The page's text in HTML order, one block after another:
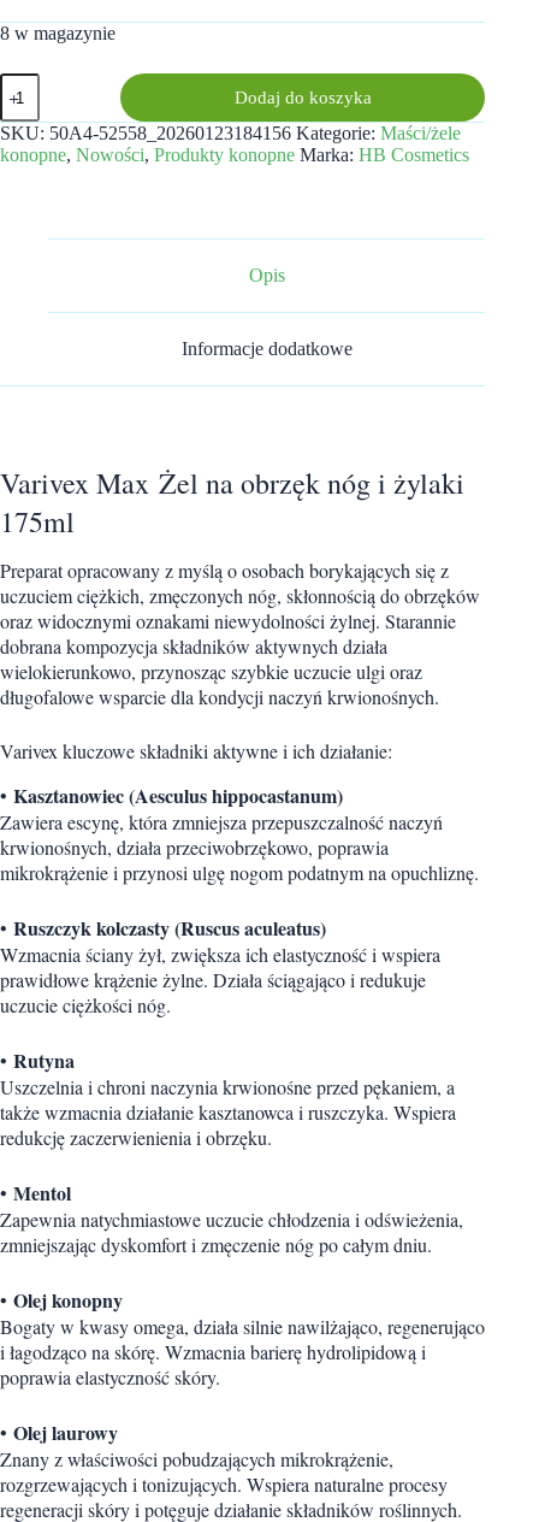
8 w magazynie
ilość
Varivex
Max
Żel
na
Dodaj do koszyka
SKU: 50A4-52558_20260123184156 Kategorie: Maści/żele
konopne, Nowości, Produkty konopne Marka: HB Cosmetics
Opis
Informacje dodatkowe
Varivex Max Żel na obrzęk nóg i żylaki
175ml
Preparat opracowany z myślą o osobach borykających się z
uczuciem ciężkich, zmęczonych nóg, skłonnością do obrzęków
oraz widocznymi oznakami niewydolności żylnej. Starannie
dobrana kompozycja składników aktywnych działa
wielokierunkowo, przynosząc szybkie uczucie ulgi oraz
długofalowe wsparcie dla kondycji naczyń krwionośnych.
Varivex kluczowe składniki aktywne i ich działanie:
• Kasztanowiec (Aesculus hippocastanum)
Zawiera escynę, która zmniejsza przepuszczalność naczyń
krwionośnych, działa przeciwobrzękowo, poprawia
mikrokrążenie i przynosi ulgę nogom podatnym na opuchliznę.
• Ruszczyk kolczasty (Ruscus aculeatus)
Wzmacnia ściany żył, zwiększa ich elastyczność i wspiera
prawidłowe krążenie żylne. Działa ściągająco i redukuje
uczucie ciężkości nóg.
• Rutyna
Uszczelnia i chroni naczynia krwionośne przed pękaniem, a
także wzmacnia działanie kasztanowca i ruszczyka. Wspiera
redukcję zaczerwienienia i obrzęku.
• Mentol
Zapewnia natychmiastowe uczucie chłodzenia i odświeżenia,
zmniejszając dyskomfort i zmęczenie nóg po całym dniu.
• Olej konopny
Bogaty w kwasy omega, działa silnie nawilżająco, regenerująco
i łagodząco na skórę. Wzmacnia barierę hydrolipidową i
poprawia elastyczność skóry.
• Olej laurowy
Znany z właściwości pobudzających mikrokrążenie,
rozgrzewających i tonizujących. Wspiera naturalne procesy
regeneracji skóry i potęguje działanie składników roślinnych.